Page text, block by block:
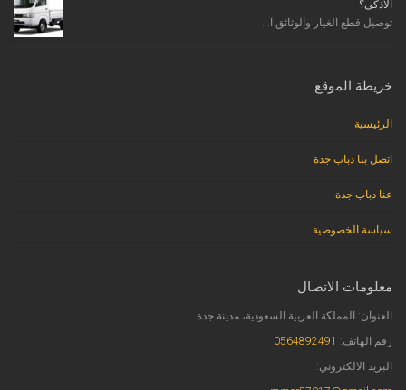
الأذكى؟
توصيل قطع الغيار والوثائق ا...
خريطة الموقع
الرئيسية
اتصل بنا دباب جدة
عنا دباب جدة
سياسة الخصوصية
معلومات الاتصال
العنوان: المملكة العربية السعودية، مدينة جدة
رقم الهاتف: 0564892491
البريد الالكتروني: